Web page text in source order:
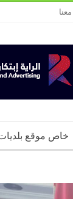
خاص موقع بلديات